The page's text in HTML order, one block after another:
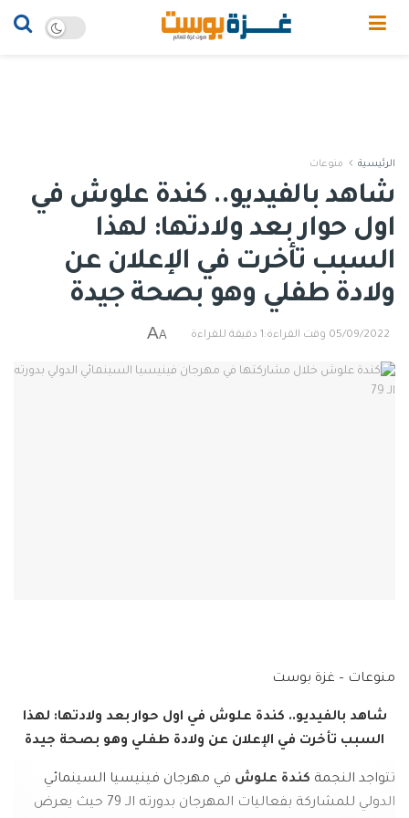
الرئيسية منوعات
شاهد بالفيديو.. كندة علوش في
اول حوار بعد ولادتها: لهذا
السبب تأخرت في الإعلان عن
ولادة طفلي وهو بصحة جيدة
05/09/2022 وقت القراءة:1 دقيقة للقراءة A
A
منوعات – غزة بوست
شاهد بالفيديو.. كندة علوش في اول حوار بعد ولادتها: لهذا
السبب تأخرت في الإعلان عن ولادة طفلي وهو بصحة جيدة
تتواجد النجمة كندة علوش في مهرجان فينيسيا السينمائي
الدولي للمشاركة بفعاليات المهرجان بدورته الـ 79 حيث يعرض